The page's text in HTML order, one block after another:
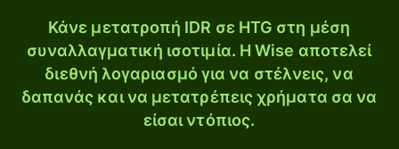
Κάνε μετατροπή IDR σε HTG στη μέση
συναλλαγματική ισοτιμία. Η Wise αποτελεί
διεθνή λογαριασμό για να στέλνεις, να
δαπανάς και να μετατρέπεις χρήματα σα να
είσαι ντόπιος.